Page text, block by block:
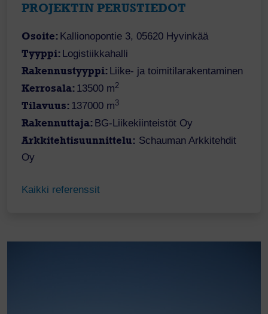
PROJEKTIN PERUSTIEDOT
Osoite: Kallionopontie 3, 05620 Hyvinkää
Tyyppi: Logistiikkahalli
Rakennustyyppi: Liike- ja toimitilarakentaminen
Kerrosala: 13500 m2
Tilavuus: 137000 m3
Rakennuttaja: BG-Liikekiinteistöt Oy
Arkkitehtisuunnittelu: Schauman Arkkitehdit
Oy
Kaikki referenssit